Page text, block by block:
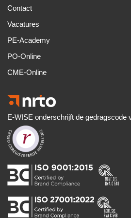
Contact
Vacatures
PE-Academy
PO-Online
CME-Online
E-WISE onderschrijft de gedragscode